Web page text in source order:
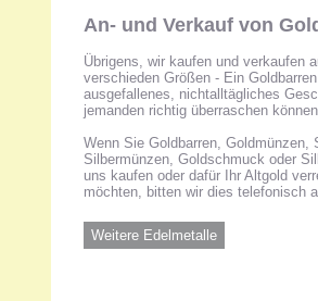
An- und Verkauf von
Übrigens, wir kaufen und verkaufen
verschieden Größen - Ein
ausgefallenes, nichtalltägliches
jemanden richtig überraschen
Wenn Sie Goldbarren, Goldmünzen,
Silbermünzen, Goldschmuck oder
uns kaufen oder dafür Ihr Altgold
möchten, bitten wir dies telefonisch
Weitere Edelmetalle